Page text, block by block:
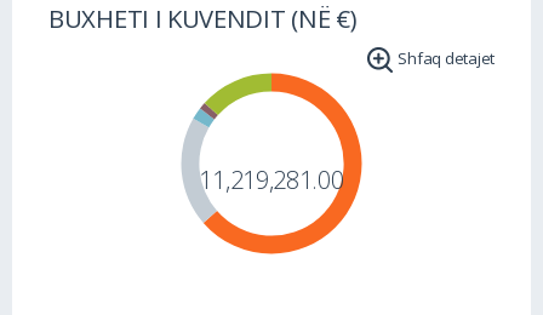
BUXHETI I KUVENDIT (NË €)
Shfaq detajet
11,219,281.00